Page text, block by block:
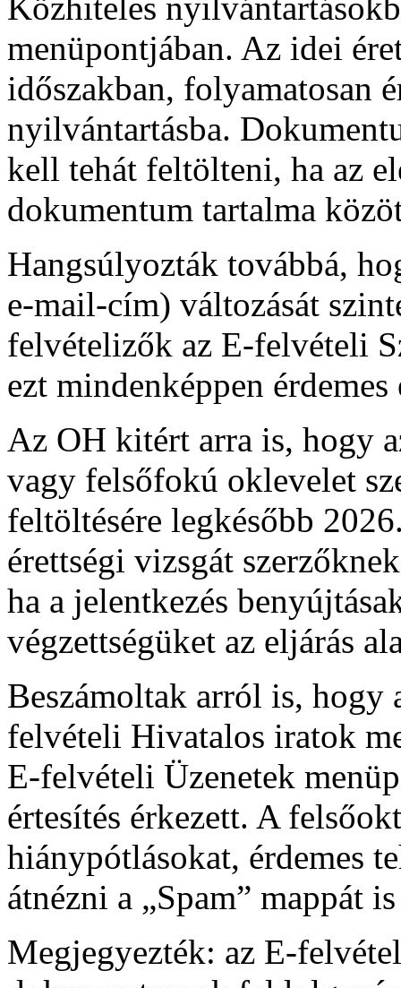
menüpontjában. Az idei
időszakban, folyamatosan
nyilvántartásba.
kell tehát feltölteni, ha az
dokumentum tartalma
Hangsúlyozták továbbá,
e-mail-cím) változását
felvételizők az E-felvételi
ezt mindenképpen
Az OH kitért arra is, hogy
vagy felsőfokú oklevelet
feltöltésére legkésőbb
érettségi vizsgát
ha a jelentkezés
végzettségüket az eljárás
Beszámoltak arról is, hogy
felvételi Hivatalos iratok
E-felvételi Üzenetek
értesítés érkezett. A
hiánypótlásokat, érdemes
átnézni a „Spam” mappát
Megjegyezték: az E-